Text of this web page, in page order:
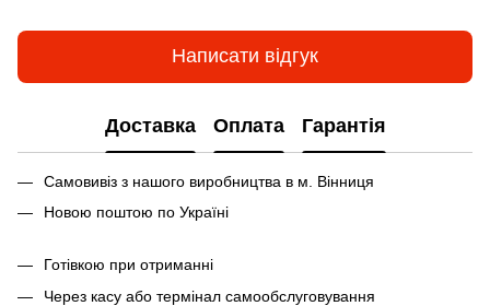
Написати відгук
Доставка Оплата Гарантія
Самовивіз з нашого виробництва в м. Вінниця
Новою поштою по Україні
Готівкою при отриманні
Через касу або термінал самообслуговування